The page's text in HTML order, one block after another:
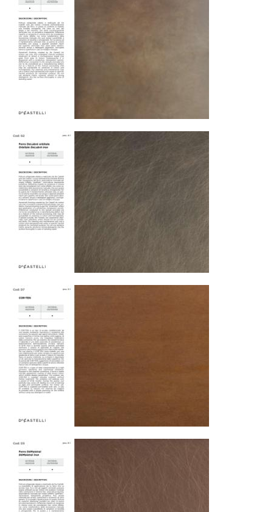
Страхование груза
поставки застрахованы в соответствии с
международными стандартами. Клиенты могут
выбрать дополнительное страхование для
критичных партий товара.